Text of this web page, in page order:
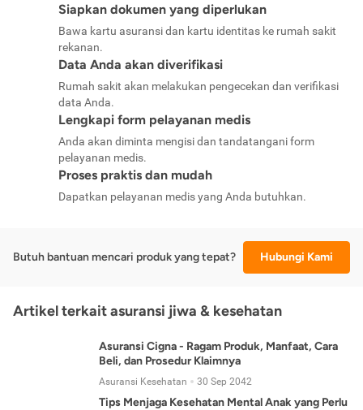
Siapkan dokumen yang diperlukan
Bawa kartu asuransi dan kartu identitas ke rumah sakit
rekanan.
Data Anda akan diverifikasi
Rumah sakit akan melakukan pengecekan dan verifikasi
data Anda.
Lengkapi form pelayanan medis
Anda akan diminta mengisi dan tandatangani form
pelayanan medis.
Proses praktis dan mudah
Dapatkan pelayanan medis yang Anda butuhkan.
Butuh bantuan mencari produk yang tepat? Hubungi Kami
Artikel terkait asuransi jiwa & kesehatan
Asuransi Cigna - Ragam Produk, Manfaat, Cara
Beli, dan Prosedur Klaimnya
Asuransi Kesehatan 30 Sep 2042
Tips Menjaga Kesehatan Mental Anak yang Perlu